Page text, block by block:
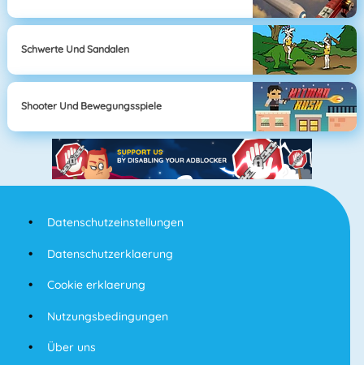
Schwerte Und Sandalen
Shooter Und Bewegungsspiele
Datenschutzeinstellungen
Datenschutzerklaerung
Cookie erklaerung
Nutzungsbedingungen
Über uns